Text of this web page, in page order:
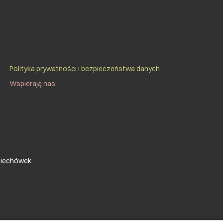
Menu Footer
Polityka prywatności i bezpieczeństwa danych
Wspierają nas